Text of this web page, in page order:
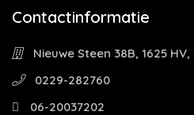
Contactinformatie
Nieuwe Steen 38B, 1625
0229-282760
06-20037202